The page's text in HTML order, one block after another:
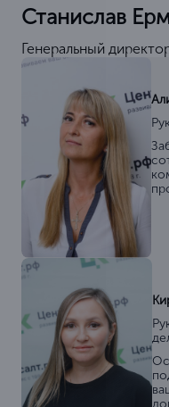
Станислав
Генеральный